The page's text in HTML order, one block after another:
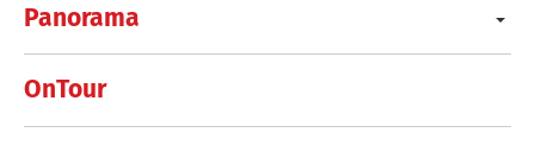
Panorama
OnTour